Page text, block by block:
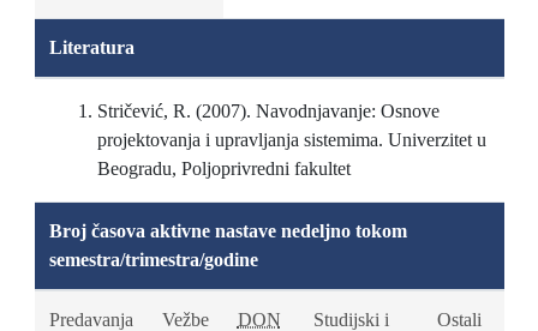
Literatura
Stričević, R. (2007). Navodnjavanje: Osnove
projektovanja i upravljanja sistemima. Univerzitet u
Beogradu, Poljoprivredni fakultet
Broj časova aktivne nastave nedeljno tokom
semestra/trimestra/godine
Predavanja Vežbe DON
Studijski i
Ostali